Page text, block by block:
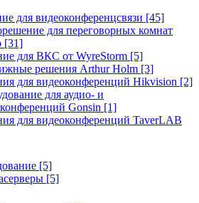
для видеоконференцсвязи [45]
для переговорных комнат
[31]
для ВКС от WyreStorm [5]
решения Arthur Holm [3]
для видеоконференций Hikvision [2]
для аудио- и
Gonsin [1]
для видеоконференций TaverLAB
[5]
[5]